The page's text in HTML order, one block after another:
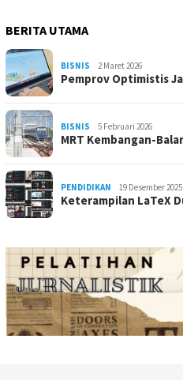
BERITA UTAMA
BISNIS 2 Maret 2026
Pemprov Optimistis
BISNIS 5 Februari 2026
MRT Kembangan-
PENDIDIKAN 19 Desember 2025
Keterampilan LaTeX